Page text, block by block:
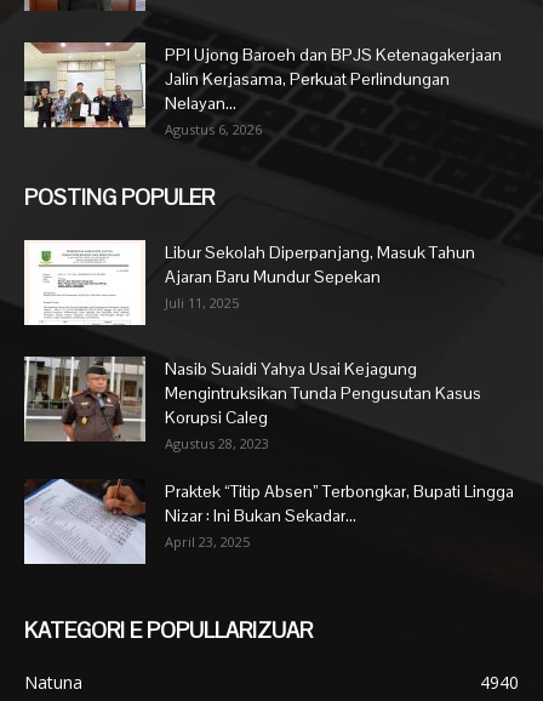
PPI Ujong Baroeh dan BPJS Ketenagakerjaan
Jalin Kerjasama, Perkuat Perlindungan
Nelayan...
Agustus 6, 2026
POSTING POPULER
Libur Sekolah Diperpanjang, Masuk Tahun
Ajaran Baru Mundur Sepekan
Juli 11, 2025
Nasib Suaidi Yahya Usai Kejagung
Mengintruksikan Tunda Pengusutan Kasus
Korupsi Caleg
Agustus 28, 2023
Praktek “Titip Absen” Terbongkar, Bupati Lingga
Nizar : Ini Bukan Sekadar...
April 23, 2025
KATEGORI E POPULLARIZUAR
Natuna
4940